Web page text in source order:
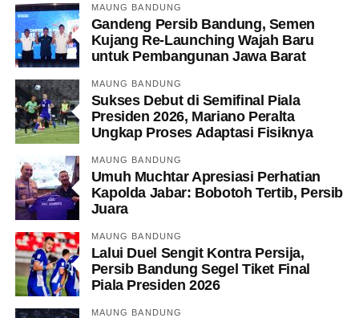
MAUNG BANDUNG
Gandeng Persib Bandung, Semen
Kujang Re-Launching Wajah Baru
untuk Pembangunan Jawa Barat
MAUNG BANDUNG
Sukses Debut di Semifinal Piala
Presiden 2026, Mariano Peralta
Ungkap Proses Adaptasi Fisiknya
MAUNG BANDUNG
Umuh Muchtar Apresiasi Perhatian
Kapolda Jabar: Bobotoh Tertib, Persib
Juara
MAUNG BANDUNG
Lalui Duel Sengit Kontra Persija,
Persib Bandung Segel Tiket Final
Piala Presiden 2026
MAUNG BANDUNG